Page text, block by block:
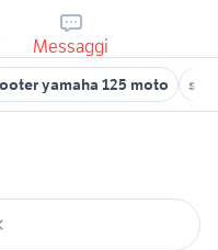
Messaggi
yamaha 125 moto